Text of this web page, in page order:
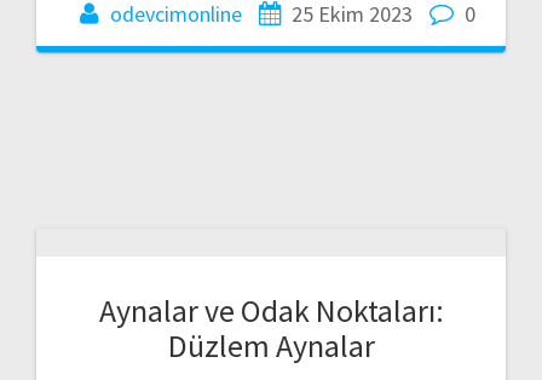
odevcimonline 25 Ekim 2023 0
Aynalar ve Odak Noktaları:
Düzlem Aynalar